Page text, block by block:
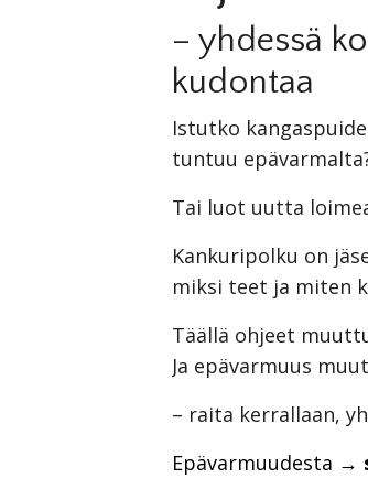
– yhdessä
kudontaa
Istutko
tuntuu
Tai luot uutta
Kankuripolku on
miksi teet ja miten
Täällä ohjeet
Ja epävarmuus
– raita kerrallaan,
Epävarmuudesta →